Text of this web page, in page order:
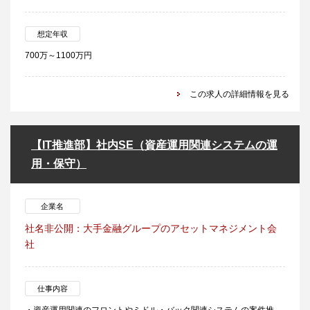
想定年収
700万～1100万円
この求人の詳細情報を見る
【IT推進部】社内SE（資産運用関連システムの運
用・保守）
企業名
社名非公開：大手金融グループのアセットマネジメント会
社
仕事内容